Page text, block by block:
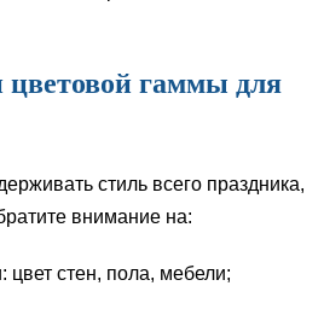
цветовой гаммы для
стиль всего праздника,
внимание на:
цвет стен, пола, мебели;